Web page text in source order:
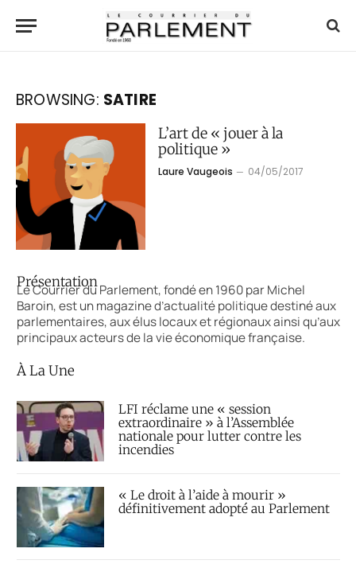
BROWSING: SATIRE
L’art de « jouer à la
politique »
Laure Vaugeois 04/05/2017
Présentation
Le Courrier du Parlement, fondé en 1960 par Michel
Baroin, est un magazine d’actualité politique destiné aux
parlementaires, aux élus locaux et régionaux ainsi qu’aux
principaux acteurs de la vie économique française.
À La Une
LFI réclame une « session
extraordinaire » à l’Assemblée
nationale pour lutter contre les
incendies
« Le droit à l’aide à mourir »
définitivement adopté au Parlement